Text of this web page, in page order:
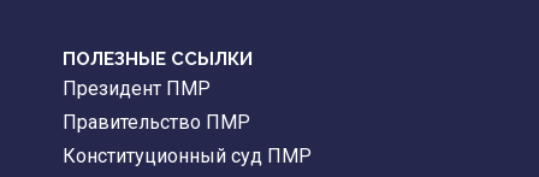
ПОЛЕЗНЫЕ ССЫЛКИ
Президент ПМР
Правительство ПМР
Конституционный суд ПМР